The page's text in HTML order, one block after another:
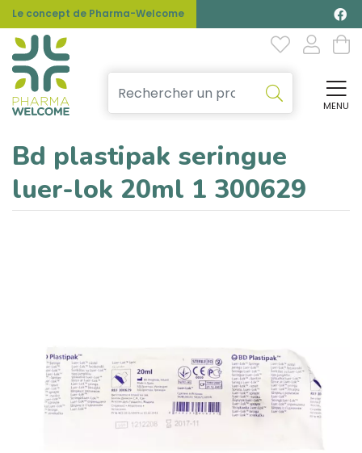
Le concept de Pharma-Welcome
MENU
Bd plastipak seringue
luer-lok 20ml 1 300629